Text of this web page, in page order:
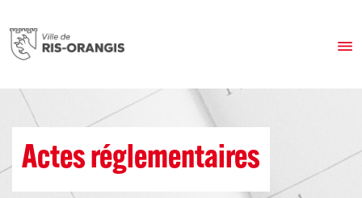
Actes réglementaires